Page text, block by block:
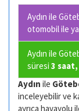
Aydın ile
otomobil ile
Aydın ile
süresi 3
Aydın ile
inceleyebilir ve
ayrıca havayolu